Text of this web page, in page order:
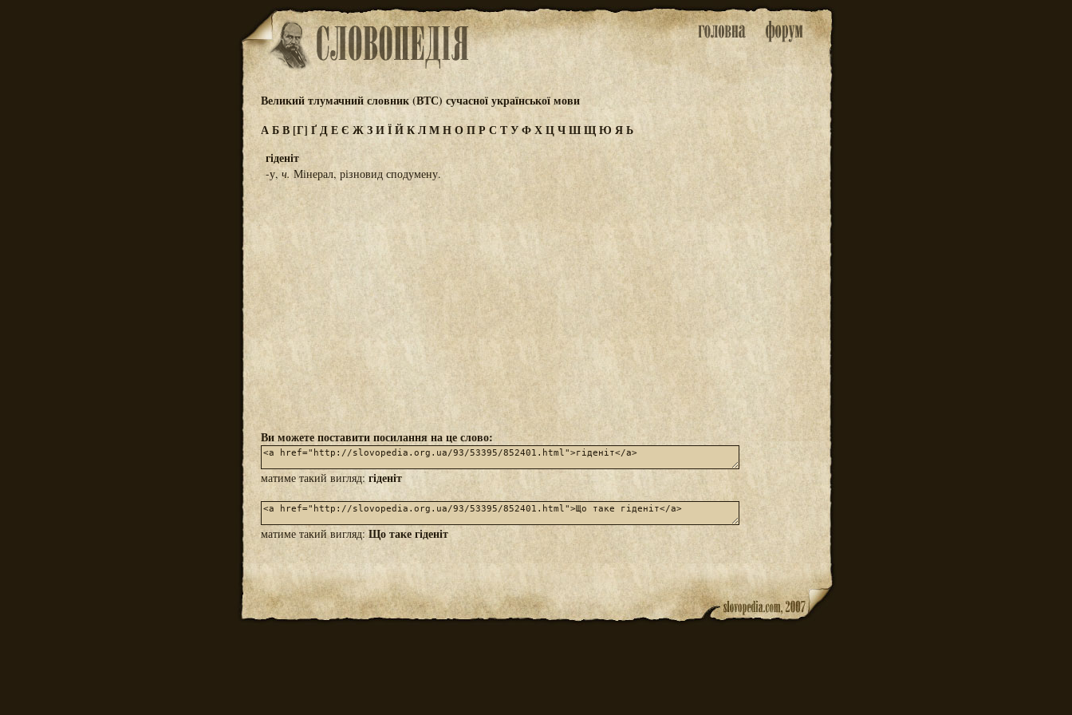
Великий тлумачний словник (ВТС) сучасної української мови
АБВ[Г] ҐДЕЄ ЖЗИЇЙКЛМНОПРС ТУФХЦЧШЩЮ ЯЬ
гіденіт
-у,ч. Мінерал, різновид сподумену.
Ви можете поставити посилання на це слово:
матиме такий вигляд: гіденіт
матиме такий вигляд:Що таке гіденіт